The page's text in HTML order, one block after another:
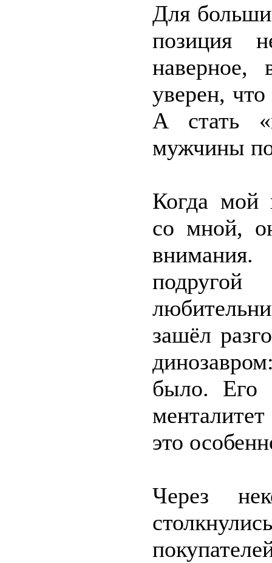
Для
позиция
уверен,
А стать
мужчины
Когда мой
со мной,
зашёл
было. Его
это
Через